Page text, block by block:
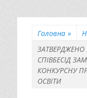
Головна »
СПІВБЕСІД
КОНКУРСНУ
ОСВІТИ